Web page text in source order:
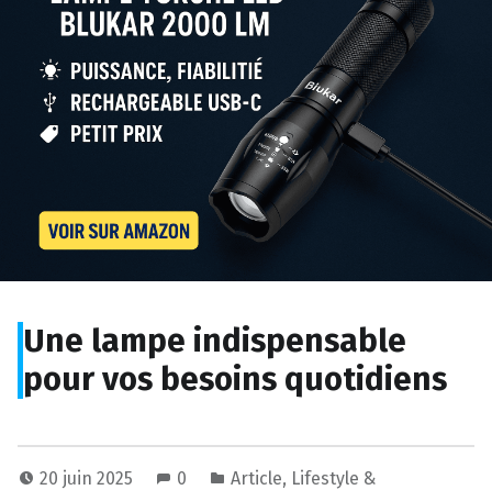
Une lampe indispensable
pour vos besoins quotidiens
20 juin 2025 0 Article, Lifestyle &